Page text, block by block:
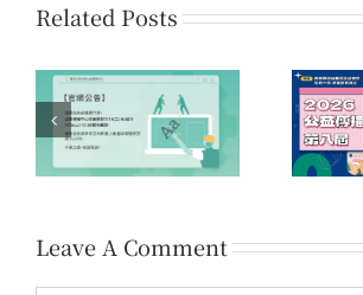
Related Posts
第八屆公益傳播獎 初賽
佳作名單公告
Leave A Comment